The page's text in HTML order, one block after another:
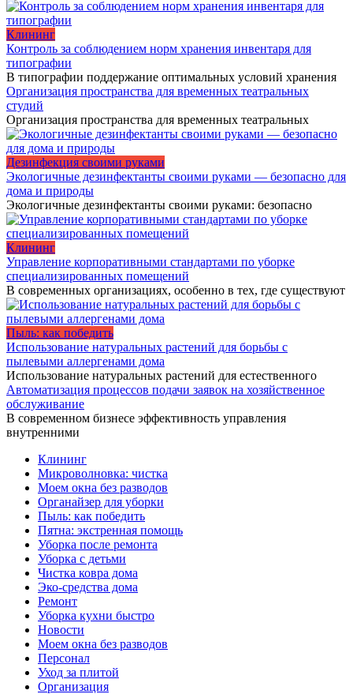
Клининг
Контроль за соблюдением норм хранения инвентаря для
типографии
В типографии поддержание оптимальных условий хранения
Организация пространства для временных театральных
студий
Организация пространства для временных театральных
Дезинфекция своими руками
Экологичные дезинфектанты своими руками — безопасно для
дома и природы
Экологичные дезинфектанты своими руками: безопасно
Клининг
Управление корпоративными стандартами по уборке
специализированных помещений
В современных организациях, особенно в тех, где существуют
Пыль: как победить
Использование натуральных растений для борьбы с
пылевыми аллергенами дома
Использование натуральных растений для естественного
Автоматизация процессов подачи заявок на хозяйственное
обслуживание
В современном бизнесе эффективность управления
внутренними
Клининг
Микроволновка: чистка
Моем окна без разводов
Органайзер для уборки
Пыль: как победить
Пятна: экстренная помощь
Уборка после ремонта
Уборка с детьми
Чистка ковра дома
Эко-средства дома
Ремонт
Уборка кухни быстро
Новости
Моем окна без разводов
Персонал
Уход за плитой
Организация